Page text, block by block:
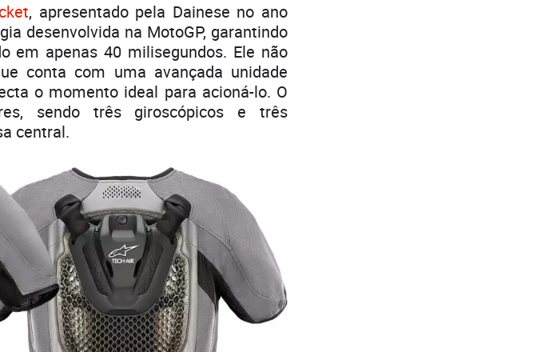
, apresentado pela Dainese no ano
desenvolvida na MotoGP, garantindo
em apenas 40 milisegundos. Ele não
conta com uma avançada unidade
o momento ideal para acioná-lo. O
sendo três giroscópicos e três
central.